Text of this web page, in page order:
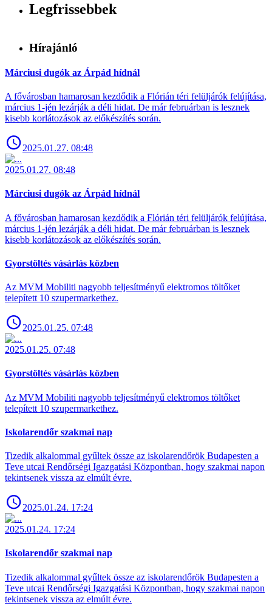
Legfrissebbek
Hírajánló
Márciusi dugók az Árpád hídnál
A fővárosban hamarosan kezdődik a Flórián téri felüljárók felújítása,
március 1-jén lezárják a déli hidat. De már februárban is lesznek
kisebb korlátozások az előkészítés során.
2025.01.27. 08:48
2025.01.27. 08:48
Márciusi dugók az Árpád hídnál
A fővárosban hamarosan kezdődik a Flórián téri felüljárók felújítása,
március 1-jén lezárják a déli hidat. De már februárban is lesznek
kisebb korlátozások az előkészítés során.
Gyorstöltés vásárlás közben
Az MVM Mobiliti nagyobb teljesítményű elektromos töltőket
telepített 10 szupermarkethez.
2025.01.25. 07:48
2025.01.25. 07:48
Gyorstöltés vásárlás közben
Az MVM Mobiliti nagyobb teljesítményű elektromos töltőket
telepített 10 szupermarkethez.
Iskolarendőr szakmai nap
Tizedik alkalommal gyűltek össze az iskolarendőrök Budapesten a
Teve utcai Rendőrségi Igazgatási Központban, hogy szakmai napon
tekintsenek vissza az elmúlt évre.
2025.01.24. 17:24
2025.01.24. 17:24
Iskolarendőr szakmai nap
Tizedik alkalommal gyűltek össze az iskolarendőrök Budapesten a
Teve utcai Rendőrségi Igazgatási Központban, hogy szakmai napon
tekintsenek vissza az elmúlt évre.